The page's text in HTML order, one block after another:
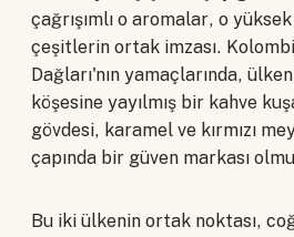
çağrışımlı o aromalar, o
çeşitlerin ortak imzası.
Dağları'nın yamaçlarında,
köşesine yayılmış bir kahve
gövdesi, karamel ve kırmızı
çapında bir güven markası
Bu iki ülkenin ortak noktası,